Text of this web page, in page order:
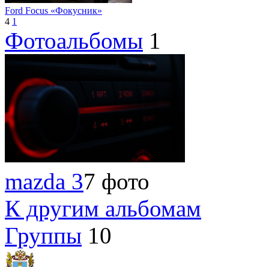
Ford Focus «Фокусник»
4 1
Фотоальбомы 1
mazda 37 фото
К другим альбомам
Группы 10